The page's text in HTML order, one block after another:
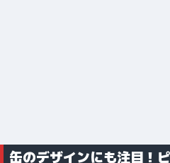
缶のデザインにも注目！